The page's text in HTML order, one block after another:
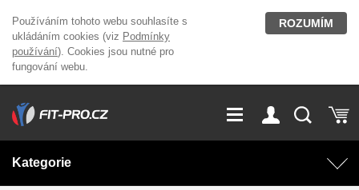
Používáním tohoto webu souhlasíte s
ukládáním cookies (viz Podmínky
používání). Cookies jsou nutné pro
fungování webu.
ROZUMÍM
GDPR
Přihlášení
Kategorie